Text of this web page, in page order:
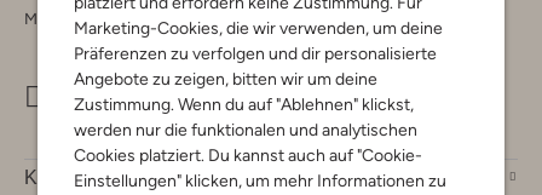
Marketing-Cookies, die wir verwenden, um deine
Präferenzen zu verfolgen und dir personalisierte
Angebote zu zeigen, bitten wir um deine
Zustimmung. Wenn du auf "Ablehnen" klickst,
werden nur die funktionalen und analytischen
Cookies platziert. Du kannst auch auf "Cookie-
Einstellungen" klicken, um mehr Informationen zu
Montag - Freitag 09:00 - 17:00 uur
info@omoda.de
Kundenservice